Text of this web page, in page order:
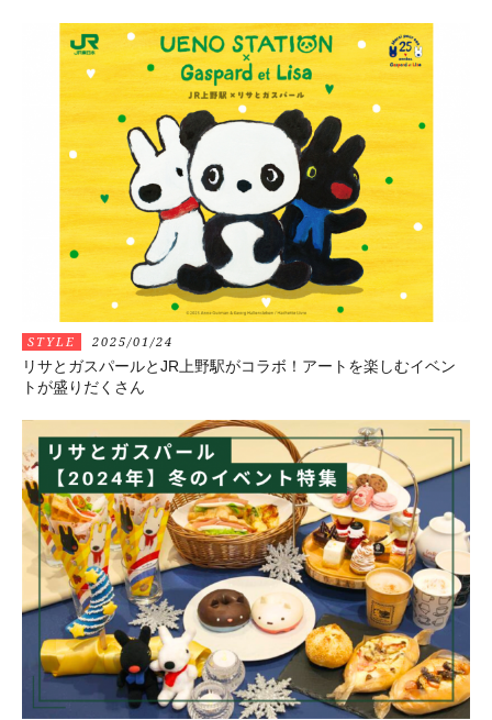
STYLE 2025/01/24
リサとガスパールとJR上野駅がコラボ！アートを楽しむイベン
トが盛りだくさん